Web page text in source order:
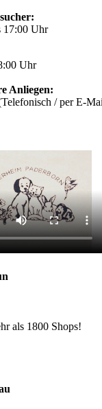
17:00 Uhr
Uhr
Anliegen:
/ per E-
als 1800 Shops!